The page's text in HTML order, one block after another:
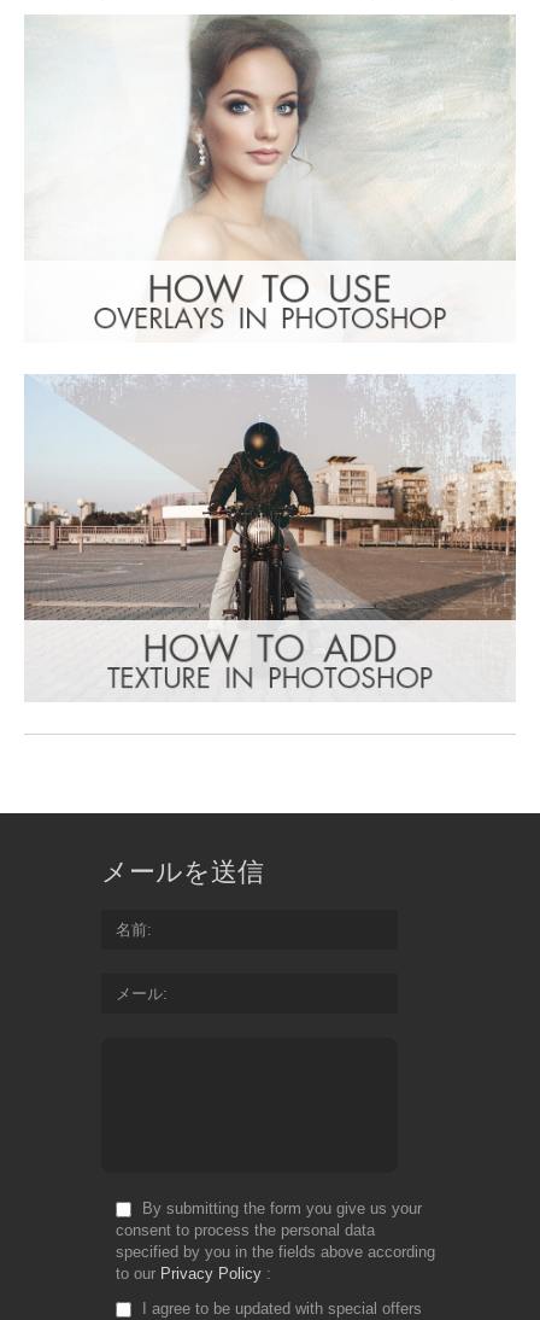
メールを送信
名前
メール
By submitting the form you give us your
consent to process the personal data
specified by you in the fields above according
to our Privacy Policy
I agree to be updated with special offers